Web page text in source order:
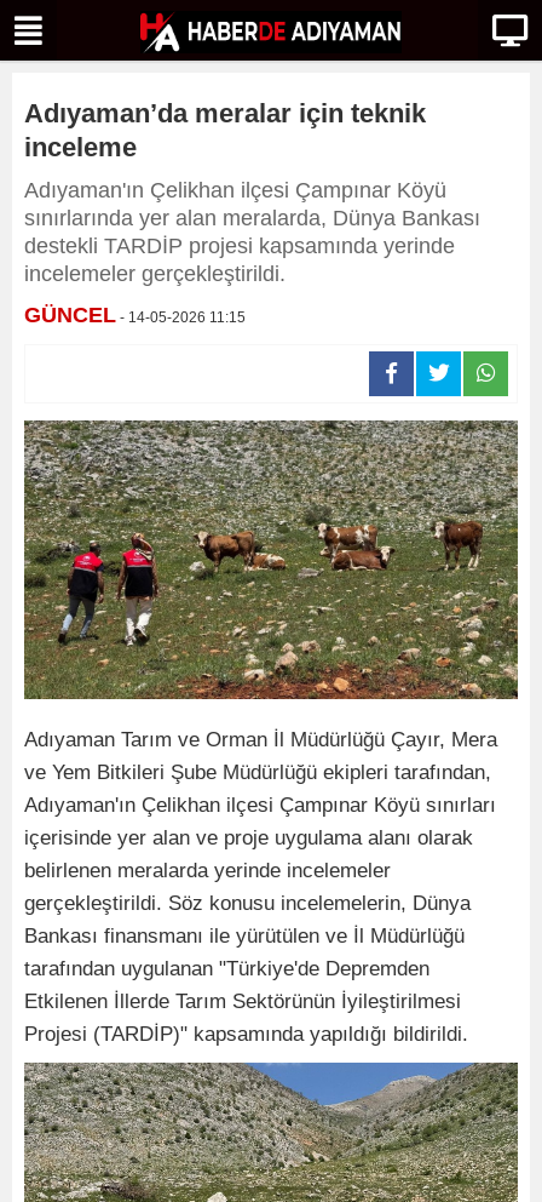
Adıyaman’da meralar için teknik
inceleme
Adıyaman'ın Çelikhan ilçesi Çampınar Köyü
sınırlarında yer alan meralarda, Dünya Bankası
destekli TARDİP projesi kapsamında yerinde
incelemeler gerçekleştirildi.
GÜNCEL - 14-05-2026 11:15
Adıyaman Tarım ve Orman İl Müdürlüğü Çayır, Mera
ve Yem Bitkileri Şube Müdürlüğü ekipleri tarafından,
Adıyaman'ın Çelikhan ilçesi Çampınar Köyü sınırları
içerisinde yer alan ve proje uygulama alanı olarak
belirlenen meralarda yerinde incelemeler
gerçekleştirildi. Söz konusu incelemelerin, Dünya
Bankası finansmanı ile yürütülen ve İl Müdürlüğü
tarafından uygulanan "Türkiye'de Depremden
Etkilenen İllerde Tarım Sektörünün İyileştirilmesi
Projesi (TARDİP)" kapsamında yapıldığı bildirildi.